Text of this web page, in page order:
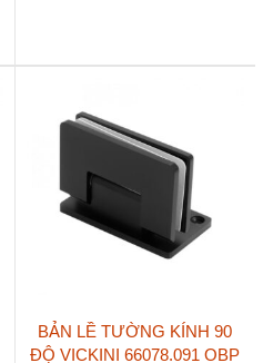
BẢN LỀ TƯỜNG KÍNH 90
ĐỘ VICKINI 66078.091 OBP